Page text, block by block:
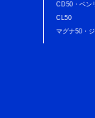
CD50・ベン
CL50
マグナ50・